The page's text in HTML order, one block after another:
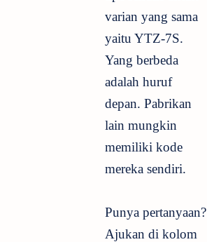
varian yang sama
yaitu YTZ-7S.
Yang berbeda
adalah huruf
depan. Pabrikan
lain mungkin
memiliki kode
mereka sendiri.
Punya pertanyaan?
Ajukan di kolom